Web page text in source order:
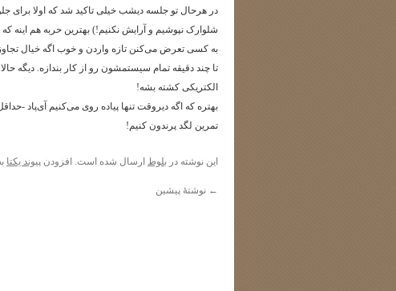
در هرحال تو جلسه دیشب خیلی تاکید شد که اولا برای
شلوارک نپوشیم و آرایش نکنیم!) بهترین حربه هم اینه که
به کسی تعرض می‌کنن تازه واردن و خوب اگه خیال
تا چند دقیقه تمام سیستمشون رو از کار بندازه. دیگه
الکتریکی کشته بشه!
بهتر‌ه که اگه دیروقت تنها پیاده روی می‌کنیم آی‌پاد -
تمرین لگد پرندون کنیم!
این نوشته در بلوط ارسال شده است. افزودن پیوند یکتا
← نوشتهٔ پیشین